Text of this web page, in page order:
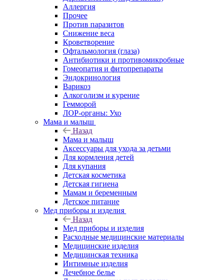
Аллергия
Прочее
Против паразитов
Снижение веса
Кроветворение
Офтальмология (глаза)
Антибиотики и противомикробные
Гомеопатия и фитопрепараты
Эндокринология
Варикоз
Алкоголизм и курение
Гемморой
ЛОР-органы: Ухо
Мама и малыш
Назад
Мама и малыш
Аксессуары для ухода за детьми
Для кормления детей
Для купания
Детская косметика
Детская гигиена
Мамам и беременным
Детское питание
Мед приборы и изделия
Назад
Мед приборы и изделия
Расходные медицинские материалы
Медицинские изделия
Медицинская техника
Интимные изделия
Лечебное белье